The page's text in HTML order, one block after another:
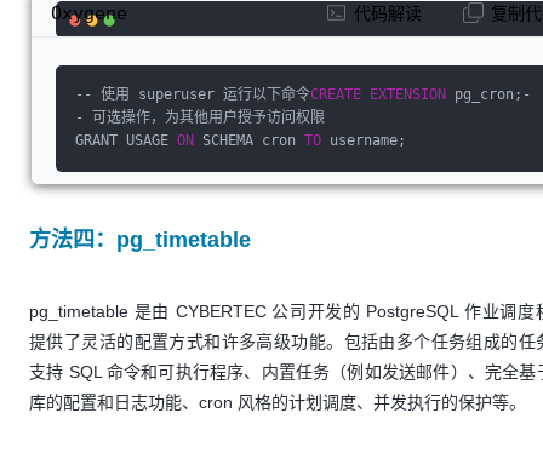
-- 使用 superuser 运行以下命令CREATE EXTENSION pg_cron ; -
- 可选操作，为其他用户授予访问权限
GRANT USAGE ON SCHEMA cron TO username;
Oxygene 代码解读 复制
方法四：pg_timetable
pg_timetable 是由 CYBERTEC 公司开发的 PostgreSQL 作业调度
提供了灵活的配置方式和许多高级功能。包括由多个任务组成的任
支持 SQL 命令和可执行程序、内置任务（例如发送邮件）、完全基
库的配置和日志功能、cron 风格的计划调度、并发执行的保护等。